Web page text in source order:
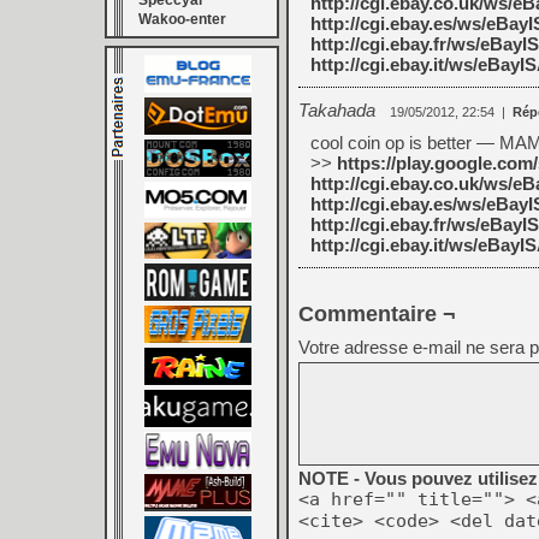
Wakoo-enter
http://cgi.ebay.es/ws/
http://cgi.ebay.fr/ws/
http://cgi.ebay.it/ws/
Takahada 19/05/2012, 22:54 |
cool coin op is better —
>> https://
http://cgi.ebay.co.uk/ws/
http://cgi.ebay.es/ws/
http://cgi.ebay.fr/ws/
http://cgi.ebay.it/ws/
Commentaire ¬
Votre adresse e-mail ne sera
NOTE - Vous pouvez
<a href="" title="">
<cite> <code> <del